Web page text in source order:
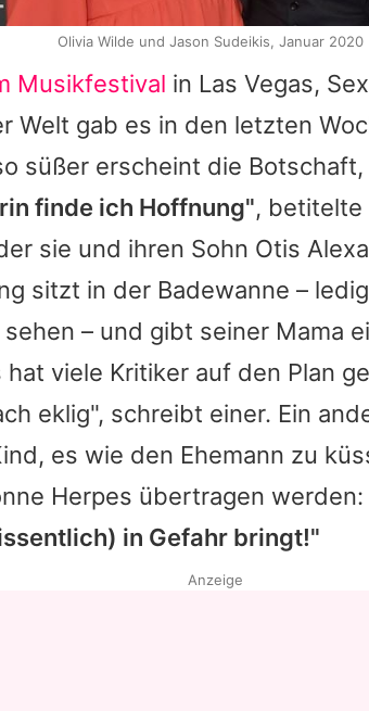
Musikfestival in Las Vegas,
Welt gab es in den letzten
süßer erscheint die
finde ich Hoffnung", betitelte
sie und ihren Sohn Otis
sitzt in der Badewanne –
– und gibt seiner Mama
hat viele Kritiker auf den Plan
eklig", schreibt einer. Ein
es wie den Ehemann zu
Herpes übertragen werden:
in Gefahr bringt!"
Olivia Wilde und Jason Sudeikis, Januar 2020
Anzeige